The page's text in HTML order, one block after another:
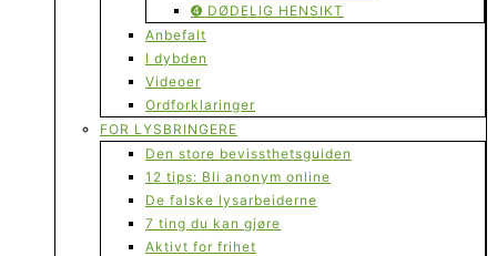
➍ DØDELIG HENSIKT
Anbefalt
I dybden
Videoer
Ordforklaringer
FOR LYSBRINGERE
Den store bevissthetsguiden
12 tips: Bli anonym online
De falske lysarbeiderne
7 ting du kan gjøre
Aktivt for frihet